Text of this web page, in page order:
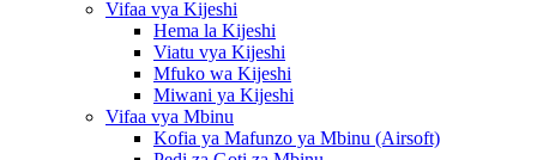
Vifaa vya Kijeshi
Hema la Kijeshi
Viatu vya Kijeshi
Mfuko wa Kijeshi
Miwani ya Kijeshi
Vifaa vya Mbinu
Kofia ya Mafunzo ya Mbinu (Airsoft)